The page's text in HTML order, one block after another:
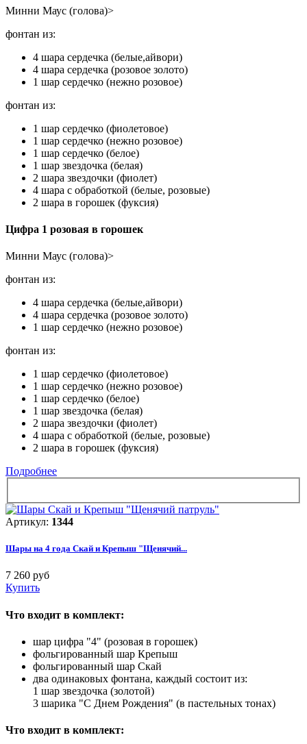
Минни Маус (голова)>
фонтан из:
4 шара сердечка (белые,айвори)
4 шара сердечка (розовое золото)
1 шар сердечко (нежно розовое)
фонтан из:
1 шар сердечко (фиолетовое)
1 шар сердечко (нежно розовое)
1 шар сердечко (белое)
1 шар звездочка (белая)
2 шара звездочки (фиолет)
4 шара с обработкой (белые, розовые)
2 шара в горошек (фуксия)
Цифра 1 розовая в горошек
Минни Маус (голова)>
фонтан из:
4 шара сердечка (белые,айвори)
4 шара сердечка (розовое золото)
1 шар сердечко (нежно розовое)
фонтан из:
1 шар сердечко (фиолетовое)
1 шар сердечко (нежно розовое)
1 шар сердечко (белое)
1 шар звездочка (белая)
2 шара звездочки (фиолет)
4 шара с обработкой (белые, розовые)
2 шара в горошек (фуксия)
Подробнее
Артикул: 1344
Шары на 4 года Скай и Крепыш "Щенячий...
7 260 руб
Купить
Что входит в комплект:
шар цифра "4" (розовая в горошек)
фольгированный шар Крепыш
фольгированный шар Скай
два одинаковых фонтана, каждый состоит из:
1 шар звездочка (золотой)
3 шарика "С Днем Рождения" (в пастельных тонах)
Что входит в комплект: